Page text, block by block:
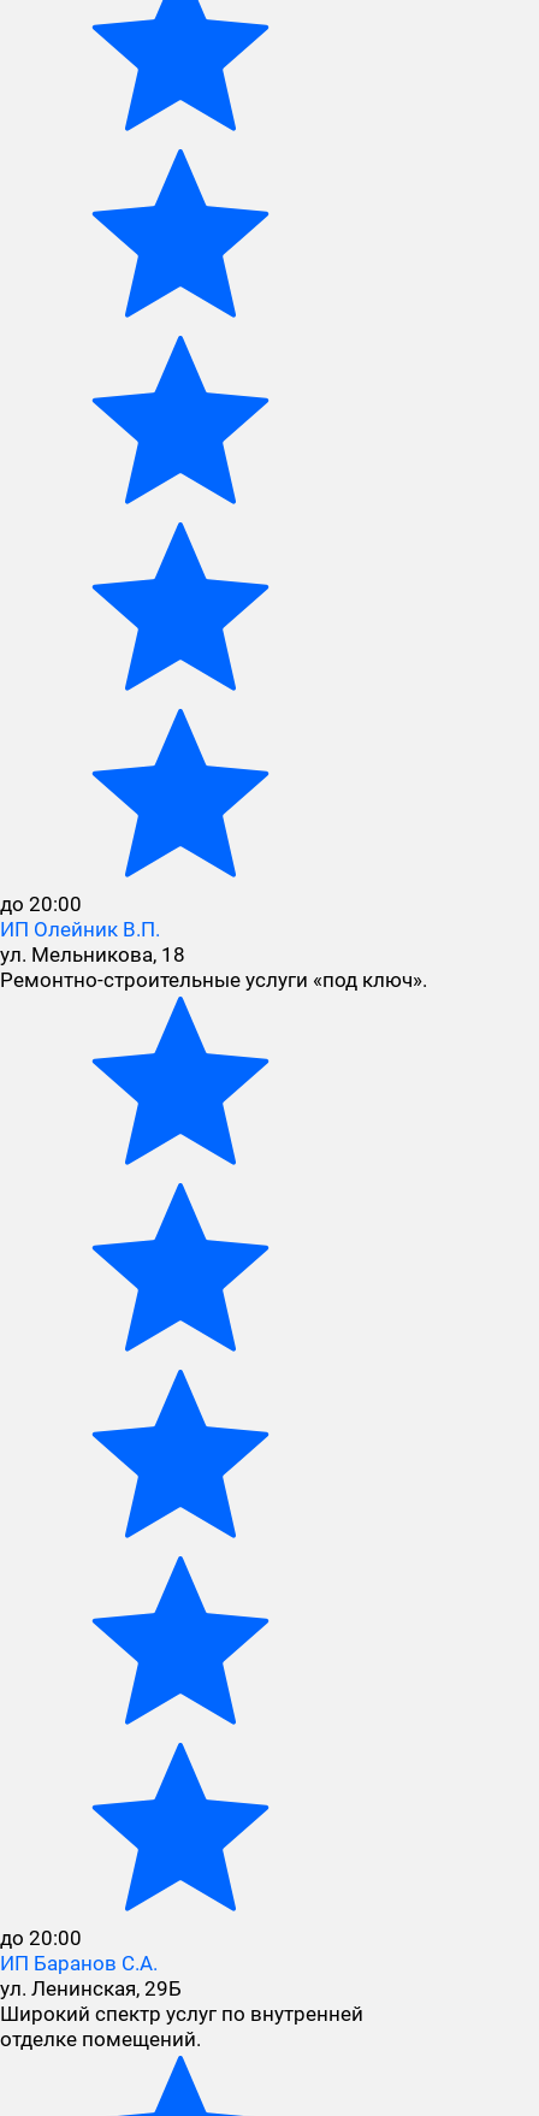
до 20:00
ИП Олейник В.П.
ул. Мельникова, 18
Ремонтно-строительные услуги «под ключ».
до 20:00
ИП Баранов С.А.
ул. Ленинская, 29Б
Широкий спектр услуг по внутренней
отделке помещений.